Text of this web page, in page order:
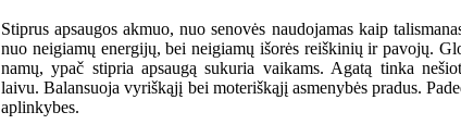
Stiprus apsaugos akmuo, nuo senovės naudojamas kaip
nuo neigiamų energijų, bei neigiamų išorės reiškinių ir pavojų.
namų, ypač stipria apsaugą sukuria vaikams. Agatą tinka
laivu. Balansuoja vyriškąjį bei moteriškąjį asmenybės pradus.
aplinkybes.